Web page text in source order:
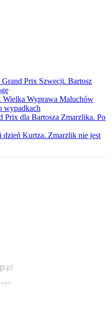
Prix Szwecji. Bartosz
Wielka Wyprawa Maluchów
wypadkach
Prix dla Bartosza Zmarzlika. Po
Kurtza. Zmarzlik nie jest